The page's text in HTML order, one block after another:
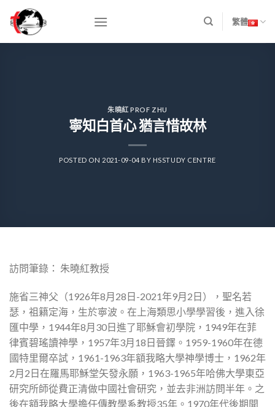
content
繁體
朱曉紅 PROF ZHU
寧知白首心 猶言惜故林
POSTED ON 2021-09-04BY HSSTUDY CENTRE
訪問筆錄： 朱曉紅教授
施省三神父（1926年8月28日-2021年9月2日），聖名若
瑟，祖籍定海，生於寧波。在上海類思小學學習後，進入徐
匯中學，1944年8月30日進了耶穌會初學院，1949年在菲
律賓碧瑤讀神學，1957年3月18日晉鐸。1959-1960年在德
國特里爾卒試，1961-1963年額我略大學神學博士，1962年
2月2日在羅馬耶穌堂矢發永願，1963-1965年哈佛大學東亞
研究所師從費正清做中國社會研究，並去非洲訪問半年。之
後在額我略大學擔任傳教學系教授35年。1970年代後期開